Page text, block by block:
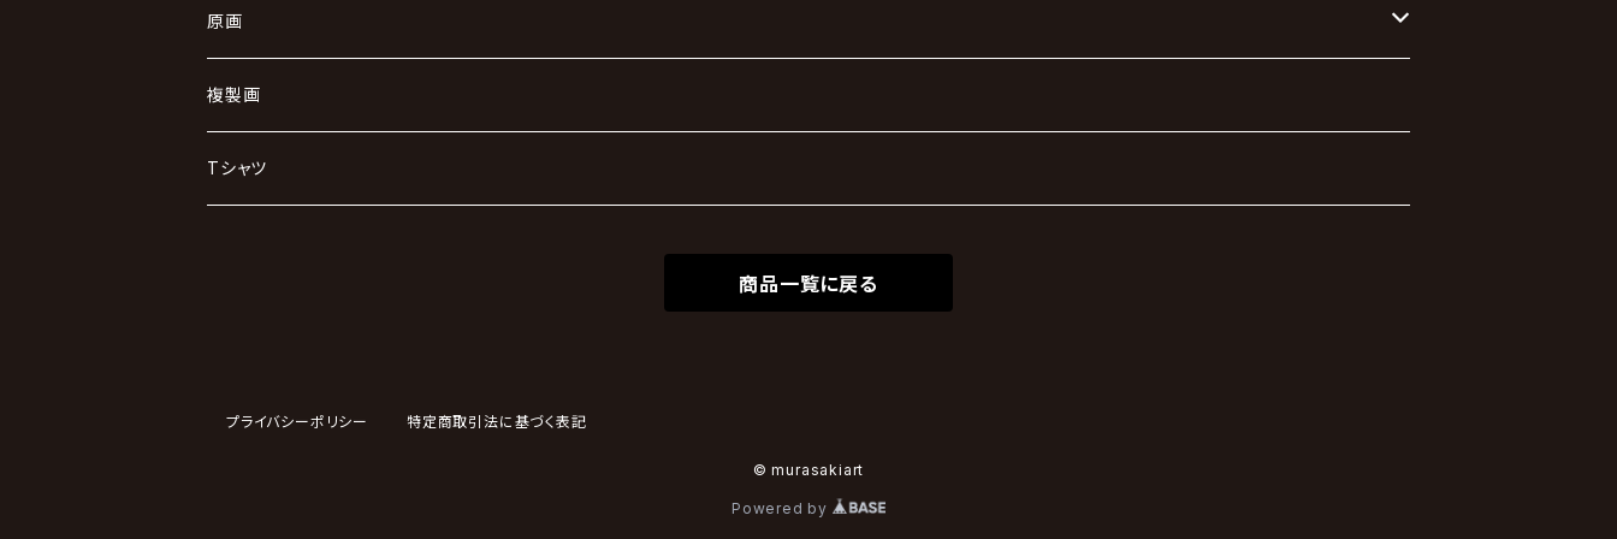
原画
キャンバス
小型
その他
複製画
Tシャツ
商品一覧に戻る
プライバシーポリシー 特定商取引法に基づく表記
© murasakiart
Powered by